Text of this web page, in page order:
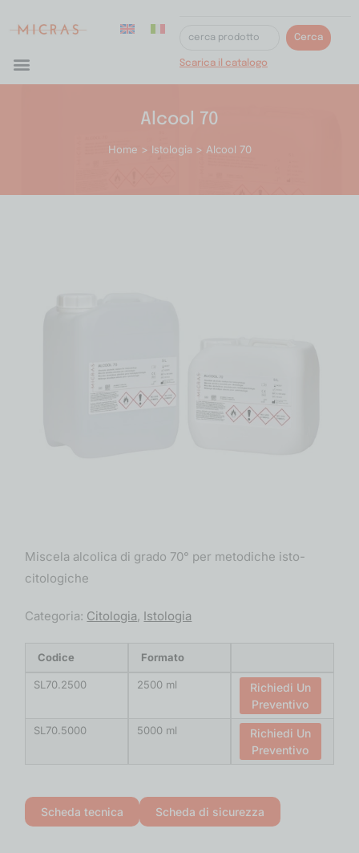
Cerca
Scarica il catalogo
Alcool 70
Home > Istologia > Alcool 70
Miscela alcolica di grado 70° per metodiche isto-
citologiche
Categoria: Citologia, Istologia
Codice Formato
SL70.2500 2500 ml
Richiedi Un
Preventivo
SL70.5000 5000 ml
Richiedi Un
Preventivo
Scheda tecnica Scheda di sicurezza